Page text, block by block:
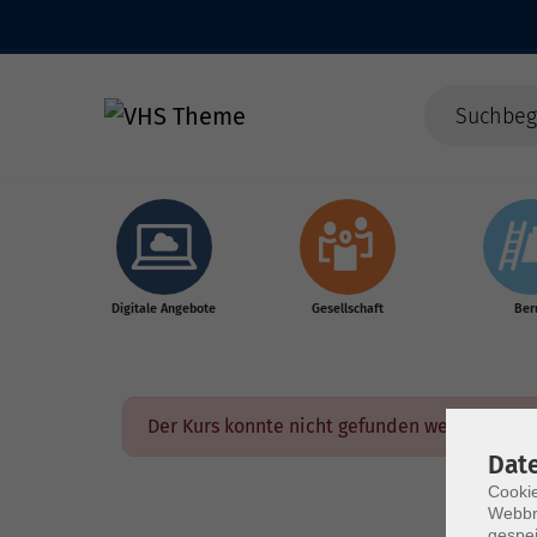
Digitale Angebote Gesellschaft
Der Kurs konnte nicht gefunden werden.